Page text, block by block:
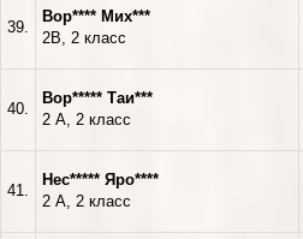
39.
Вор**** Мих***
2В, 2 класс
40.
Вор***** Таи***
2 А, 2 класс
41.
Нес***** Яро****
2 А, 2 класс